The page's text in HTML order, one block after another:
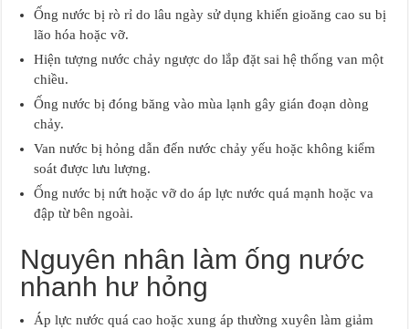
Ống nước bị rò rỉ do lâu ngày sử dụng khiến gioăng cao su bị
lão hóa hoặc vỡ.
Hiện tượng nước chảy ngược do lắp đặt sai hệ thống van một
chiều.
Ống nước bị đóng băng vào mùa lạnh gây gián đoạn dòng
chảy.
Van nước bị hỏng dẫn đến nước chảy yếu hoặc không kiểm
soát được lưu lượng.
Ống nước bị nứt hoặc vỡ do áp lực nước quá mạnh hoặc va
đập từ bên ngoài.
Nguyên nhân làm ống nước
nhanh hư hỏng
Áp lực nước quá cao hoặc xung áp thường xuyên làm giảm